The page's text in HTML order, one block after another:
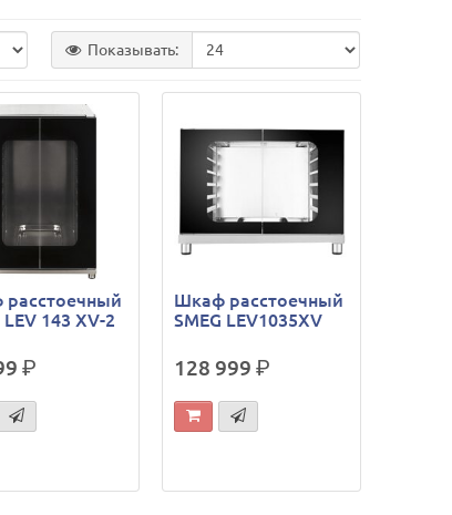
Показывать:
LEV 143 XV-2
р.
Шкаф расстоечный
SMEG LEV1035XV
128 999 р.